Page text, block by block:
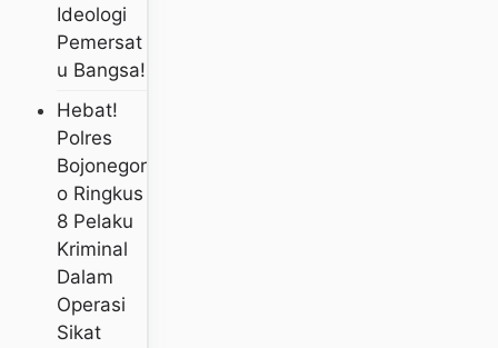
Ideologi
Pemersat
U Bangsa!
Hebat!
Polres
Bojonegor
O Ringkus
8 Pelaku
Kriminal
Dalam
Operasi
Sikat